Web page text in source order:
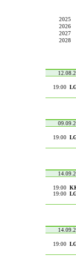
2025
2026
2027
2028
19:00
19:00
19:00
19:00
19:00